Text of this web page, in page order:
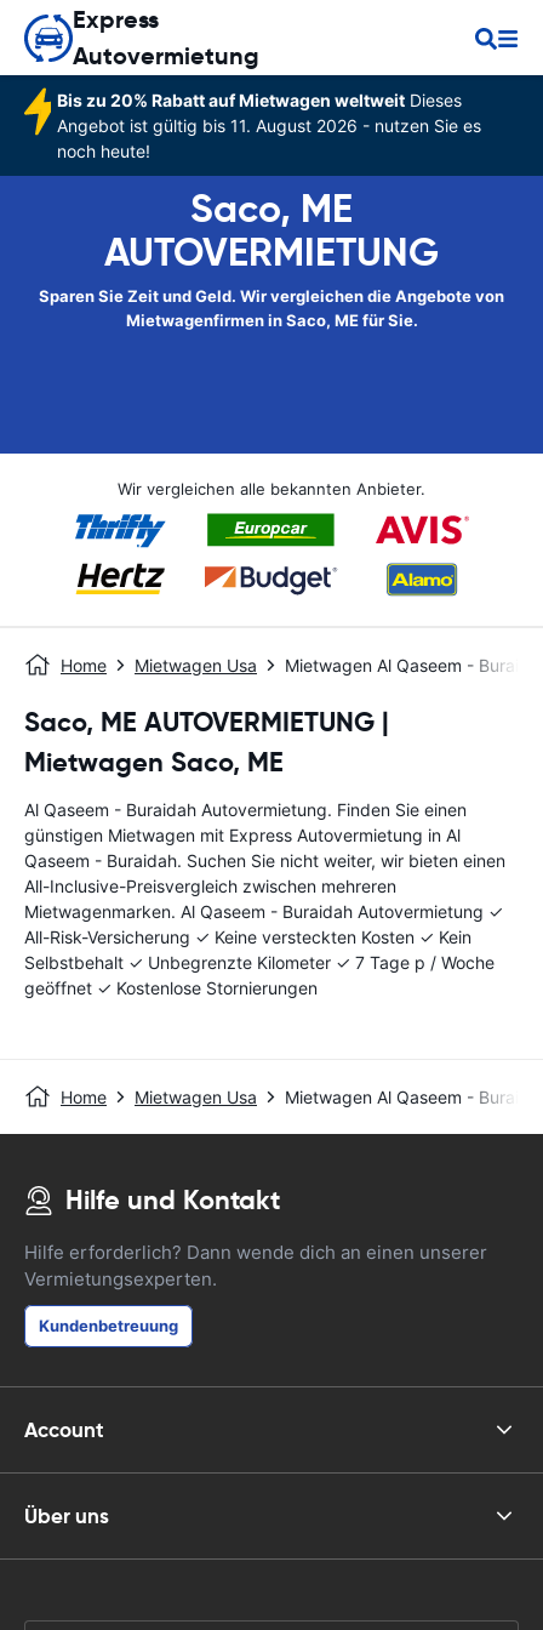
Express
Autovermietung
Bis zu 20% Rabatt auf Mietwagen weltweitDieses
Angebot ist gültig bis 11. August 2026 - nutzen Sie es
noch heute!
Saco, ME
AUTOVERMIETUNG
Sparen Sie Zeit und Geld. Wir vergleichen die Angebote von
Mietwagenfirmen in Saco, ME für Sie.
Wir vergleichen alle bekannten Anbieter.
Home Mietwagen Usa Mietwagen Al Qaseem -
Saco, ME AUTOVERMIETUNG |
Mietwagen Saco, ME
Al Qaseem - Buraidah Autovermietung. Finden Sie einen
günstigen Mietwagen mit Express Autovermietung in Al
Qaseem - Buraidah. Suchen Sie nicht weiter, wir bieten einen
All-Inclusive-Preisvergleich zwischen mehreren
Mietwagenmarken. Al Qaseem - Buraidah Autovermietung ✓
All-Risk-Versicherung ✓ Keine versteckten Kosten ✓ Kein
Selbstbehalt ✓ Unbegrenzte Kilometer ✓ 7 Tage p / Woche
geöffnet ✓ Kostenlose Stornierungen
Home Mietwagen Usa Mietwagen Al Qaseem -
Hilfe und Kontakt
Hilfe erforderlich? Dann wende dich an einen unserer
Vermietungsexperten.
Kundenbetreuung
Account
Über uns